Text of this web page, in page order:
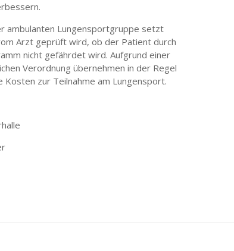
ambulanten Lungensportgruppe setzt
Arzt geprüft wird, ob der Patient durch
nicht gefährdet wird. Aufgrund einer
Verordnung übernehmen in der Regel
Kosten zur Teilnahme am Lungensport.